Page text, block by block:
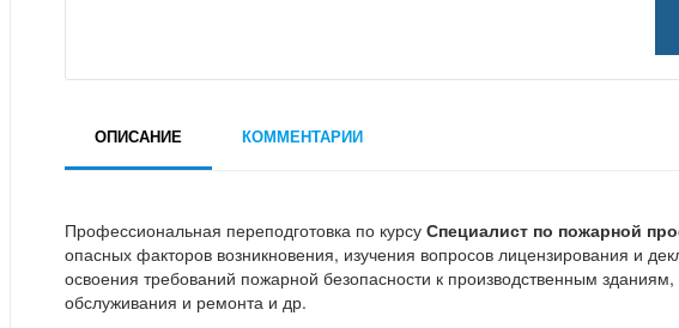
ОПИСАНИЕ КОММЕНТАРИИ
Профессиональная переподготовка по курсу Специалист по пожарной
опасных факторов возникновения, изучения вопросов лицензирования и
освоения требований пожарной безопасности к производственным
обслуживания и ремонта и др.